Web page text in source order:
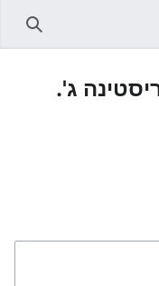
ג'.